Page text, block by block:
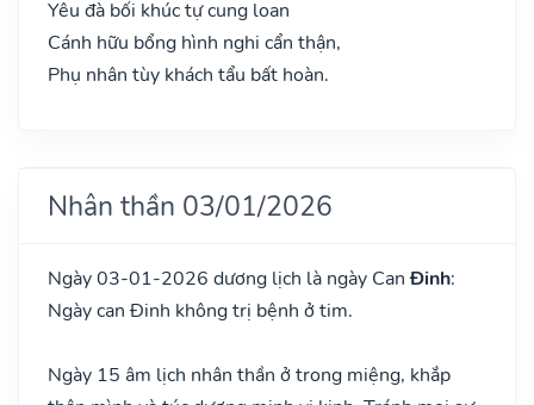
Yêu đà bối khúc tự cung loan
Cánh hữu bổng hình nghi cẩn thận,
Phụ nhân tùy khách tẩu bất hoàn.
Nhân thần 03/01/2026
Ngày 03-01-2026 dương lịch là ngày CanĐinh:
Ngày can Đinh không trị bệnh ở tim.
Ngày 15 âm lịch nhân thần ở trong miệng, khắp